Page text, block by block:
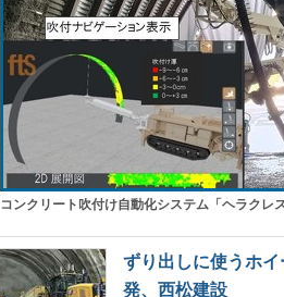
コンクリート吹付け自動化システム「ヘラクレ
ずり出しに使うホ
発、西松建設